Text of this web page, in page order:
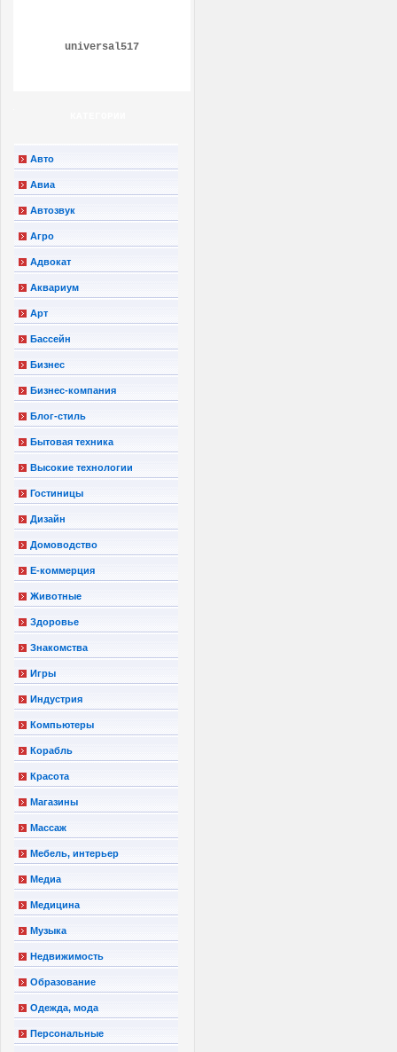
universal517
Авто
Авиа
Автозвук
Агро
Адвокат
Аквариум
Арт
Бассейн
Бизнес
Бизнес-компания
Блог-стиль
Бытовая техника
Высокие технологии
Гостиницы
Дизайн
Домоводство
Е-коммерция
Животные
Здоровье
Знакомства
Игры
Индустрия
Компьютеры
Корабль
Красота
Магазины
Массаж
Мебель, интерьер
Медиа
Медицина
Музыка
Недвижимость
Образование
Одежда, мода
Персональные